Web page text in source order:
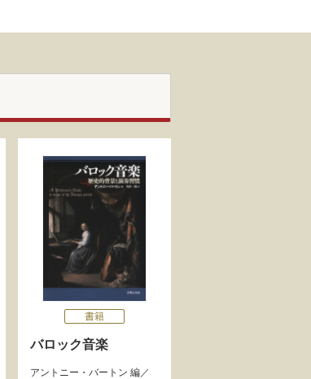
書籍
バロック音楽
アントニー・バートン 編／